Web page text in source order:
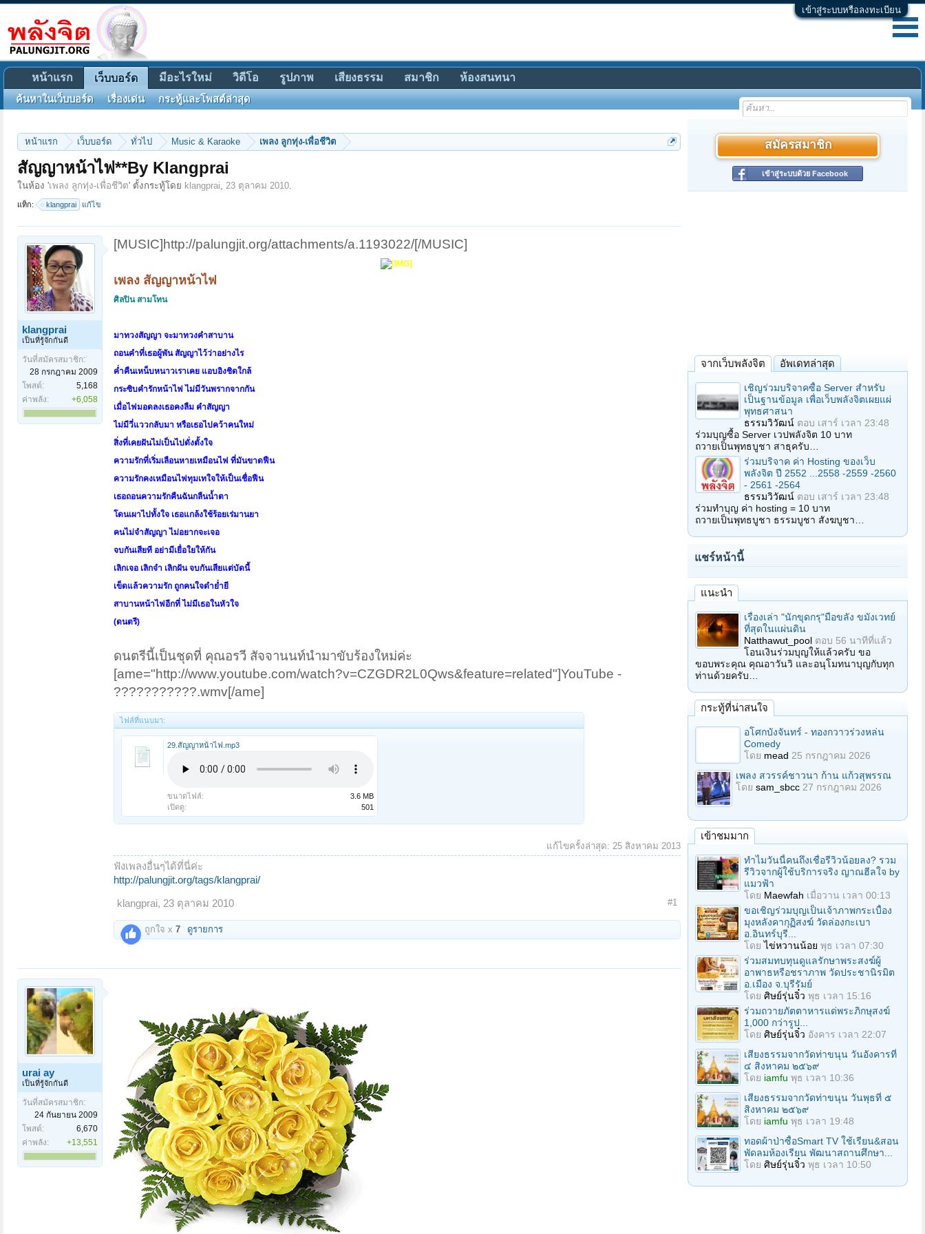
เข้าสู่ระบบหรือลงทะเบียน
หน้าแรก เว็บบอร์ด ทั่วไป Music & Karaoke เพลง ลูกทุ่ง-เพื่อชีวิต
สัญญาหน้าไฟ**By Klangprai
ในห้อง 'เพลง ลูกทุ่ง-เพื่อชีวิต' ตั้งกระทู้โดย klangprai, 23 ตุลาคม 2010.
แท็ก: klangprai แก้ไข
klangprai
เป็นที่รู้จักกันดี
วันที่สมัครสมาชิก:
28 กรกฎาคม 2009
โพสต์:
5,168
ค่าพลัง:
+6,058
[MUSIC]http://palungjit.org/attachments/a.1193022/[/MUSIC]
เพลง สัญญาหน้าไฟ
ศิลปิน สามโทน
มาทวงสัญญา จะมาทวงคำสาบาน
ถอนคำที่เธอผู้พัน สัญญาไว้ว่าอย่างไร
ค่ำคืนเหน็บหนาวเราเคย แอบอิงชิดใกล้
กระซิบคำรักหน้าไฟ ไม่มีวันพรากจากกัน
เมื่อไฟมอดลงเธอคงลืม คำสัญญา
ไม่มีวี่แววกลับมา หรือเธอไปคว้าคนใหม่
สิ่งที่เคยฝันไม่เป็นไปดั่งตั้งใจ
ความรักที่เริ่มเลือนหายเหมือนไฟ ที่มันขาดฟืน
ความรักคงเหมือนไฟทุมเทใจให้เป็นเชื่อฟืน
เธอถอนความรักคืนฉันกลืนน้ำตา
โดนเผาไปทั้งใจ เธอแกล้งใช้ร้อยเร่มานยา
คนไม่จำสัญญา ไม่อยากจะเจอ
จบกันเสียที อย่ามีเยื่อใยให้กัน
เลิกเจอ เลิกจำ เลิกฝัน จบกันเสียแต่บัดนี้
เข็ดแล้วความรัก ถูกคนใจดำย่ำยี
สาบานหน้าไฟอีกที่ ไม่มีเธอในหัวใจ
(ดนตรี)
ดนตรีนี้เป็นชุดที่ คุณอรวี สัจจานนท์นำมาขับร้องใหม่ค่ะ
[ame="http://www.youtube.com/watch?v=CZGDR2L0Qws&feature=related"]YouTube -
‪???????????.wmv‬‏[/ame]
ไฟล์ที่แนบมา:
29.สัญญาหน้าไฟ.mp3
ขนาดไฟล์:
3.6 MB
เปิดดู:
501
แก้ไขครั้งล่าสุด: 25 สิงหาคม 2013
ฟังเพลงอื่นๆได้ที่นี่ค่ะ
http://palungjit.org/tags/klangprai/
klangprai, 23 ตุลาคม 2010 #1
ถูกใจ x 7 ดูรายการ
urai ay
เป็นที่รู้จักกันดี
วันที่สมัครสมาชิก:
24 กันยายน 2009
โพสต์:
6,670
ค่าพลัง:
+13,551
สมัครสมาชิก
เข้าสู่ระบบด้วย Facebook
จากเว็บพลังจิต อัพเดทล่าสุด
เชิญร่วมบริจาคซื้อ Server สำหรับ
เป็นฐานข้อมูล เพื่อเว็บพลังจิตเผยแผ่
พุทธศาสนา
ธรรมวิวัฒน์ ตอบ เสาร์ เวลา 23:48
ร่วมบุญซื้อ Server เวปพลังจิต 10 บาท
ถวายเป็นพุทธบูชา สาธุครับ…
ร่วมบริจาค ค่า Hosting ของเว็บ
พลังจิต ปี 2552 ...2558 -2559 -2560
- 2561 -2564
ธรรมวิวัฒน์ ตอบ เสาร์ เวลา 23:48
ร่วมทำบุญ ค่า hosting = 10 บาท
ถวายเป็นพุทธบูชา ธรรมบูชา สังฆบูชา…
แชร์หน้านี้
แนะนำ
เรื่องเล่า "นักขุดกรุ"มือขลัง ขมังเวทย์
ที่สุดในแผ่นดิน
Natthawut_pool ตอบ 56 นาทีที่แล้ว
โอนเงินร่วมบุญให้แล้วครับ ขอ
ขอบพระคุณ คุณอาวันวิ และอนุโมทนาบุญกับทุก
ท่านด้วยครับ…
กระทู้ที่น่าสนใจ
อโศกบังจันทร์ - ทองกวาวร่วงหล่น
Comedy
โดย mead 25 กรกฎาคม 2026
เพลง สวรรค์ชาวนา ก้าน แก้วสุพรรณ
โดย sam_sbcc 27 กรกฎาคม 2026
เข้าชมมาก
ทำไมวันนี้คนถึงเชื่อรีวิวน้อยลง? รวม
รีวิวจากผู้ใช้บริการจริง ญาณฮีลใจ by
แมวฟ้า
โดย Maewfah เมื่อวาน เวลา 00:13
ขอเชิญร่วมบุญเป็นเจ้าภาพกระเบื้อง
มุงหลังคากุฏิสงฆ์ วัดล่องกะเบา
อ.อินทร์บุรี...
โดยไข่หวานน้อย พุธ เวลา 07:30
ร่วมสมทบทุนดูแลรักษาพระสงฆ์ผู้
อาพาธหรือชราภาพ วัดประชานิรมิต
อ.เมือง จ.บุรีรัมย์
โดย ศิษย์รุ่นจิ๋ว พุธ เวลา 15:16
ร่วมถวายภัตตาหารแด่พระภิกษุสงฆ์
1,000 กว่ารูป...
โดย ศิษย์รุ่นจิ๋ว อังคาร เวลา 22:07
เสียงธรรมจากวัดท่าขนุน วันอังคารที่
๔ สิงหาคม ๒๕๖๙
โดย iamfu พุธ เวลา 10:36
เสียงธรรมจากวัดท่าขนุน วันพุธที่ ๕
สิงหาคม ๒๕๖๙
โดย iamfu พุธ เวลา 19:48
ทอดผ้าป่าซื้อSmart TV ใช้เรียน&สอน
พัดลมห้องเรียน พัฒนาสถานศึกษา...
โดย ศิษย์รุ่นจิ๋ว พุธ เวลา 10:50
หน้าแรก เว็บบอร์ด
ค้นหาในเว็บบอร์ด เรื่องเด่น กระทู้และโพสต์ล่าสุด
มีอะไรใหม่ วิดีโอ รูปภาพ เสียงธรรม สมาชิก ห้องสนทนา